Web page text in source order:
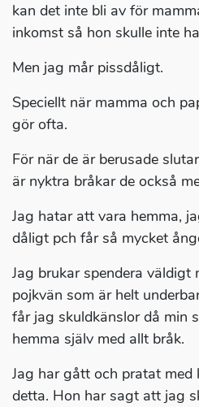
kan det inte bli av för
inkomst så hon skulle inte
Men jag mår pissdåligt.
Speciellt när mamma och
gör ofta.
För när de är berusade
är nyktra bråkar de också
Jag hatar att vara hemma,
dåligt pch får så mycket
Jag brukar spendera väldigt
pojkvän som är helt
får jag skuldkänslor då min
hemma själv med allt bråk.
Jag har gått och pratat med
detta. Hon har sagt att jag